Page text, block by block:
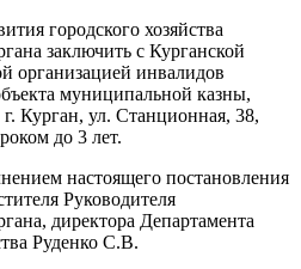
городского хозяйства
заключить с Курганской
организацией инвалидов
муниципальной казны,
Курган, ул. Станционная, 38,
до 3 лет.
настоящего постановления
Руководителя
директора Департамента
Руденко С.В.